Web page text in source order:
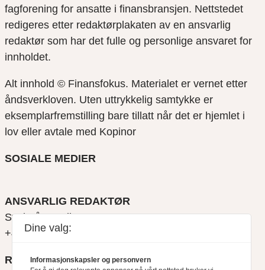
fagforening for ansatte i finansbransjen. Nettstedet
redigeres etter redaktørplakaten av en ansvarlig
redaktør som har det fulle og personlige ansvaret for
innholdet.
Alt innhold © Finansfokus. Materialet er vernet etter
åndsverkloven. Uten uttrykkelig samtykke er
eksemplarfremstilling bare tillatt når det er hjemlet i
lov eller avtale med Kopinor
SOSIALE MEDIER
ANSVARLIG REDAKTØR
Svein Åge Eriksen
+47 900 79 547
REDAKTØR
Dine valg:
Informasjonskapsler og personvern